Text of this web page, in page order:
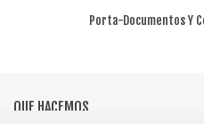
Porta-Documentos Y
QUE HACEMOS